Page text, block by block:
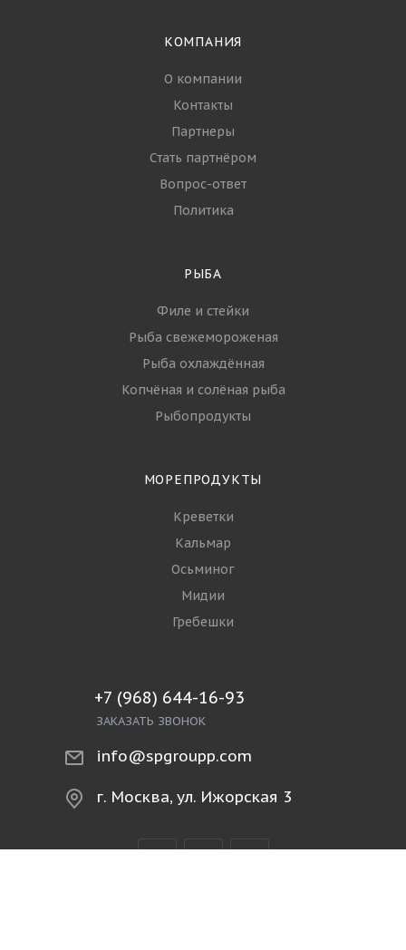
КОМПАНИЯ
О компании
Контакты
Партнеры
Стать партнёром
Вопрос-ответ
Политика
РЫБА
Филе и стейки
Рыба свежемороженая
Рыба охлаждённая
Копчёная и солёная рыба
Рыбопродукты
МОРЕПРОДУКТЫ
Креветки
Кальмар
Осьминог
Мидии
Гребешки
+7 (968) 644-16-93
ЗАКАЗАТЬ ЗВОНОК
info@spgroupp.com
г. Москва, ул. Ижорская 3